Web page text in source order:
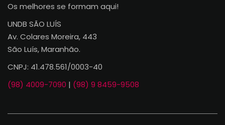
Os melhores se formam aqui!
UNDB SÃO LUÍS
Av. Colares Moreira, 443
São Luís, Maranhão.
CNPJ: 41.478.561/0003-40
(98) 4009-7090 | (98) 9 8459-9508